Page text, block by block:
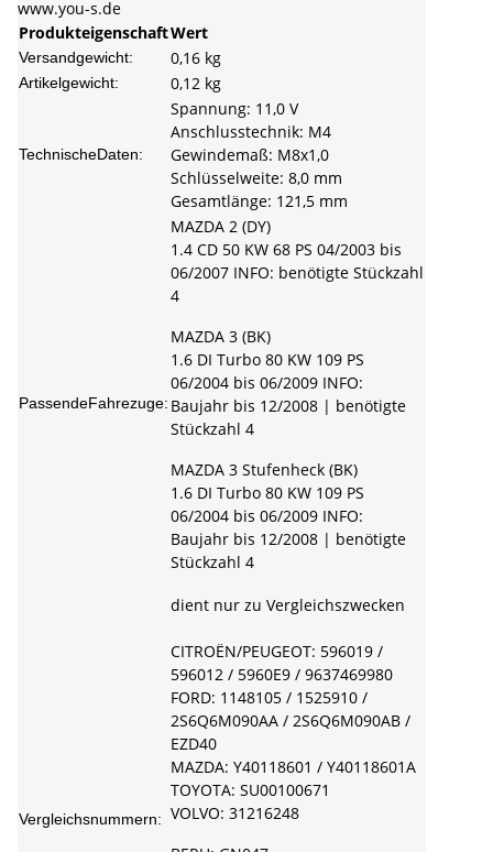
www.you-s.de
ProdukteigenschaftWert
Versandgewicht: 0,16 kg
Artikelgewicht: 0,12 kg
TechnischeDaten:
Spannung: 11,0 V
Anschlusstechnik: M4
Gewindemaß: M8x1,0
Schlüsselweite: 8,0 mm
Gesamtlänge: 121,5 mm
PassendeFahrezuge:
MAZDA 2 (DY)
1.4 CD 50 KW 68 PS 04/2003 bis
06/2007 INFO: benötigte Stückzahl
4
MAZDA 3 (BK)
1.6 DI Turbo 80 KW 109 PS
06/2004 bis 06/2009 INFO:
Baujahr bis 12/2008 | benötigte
Stückzahl 4
MAZDA 3 Stufenheck (BK)
1.6 DI Turbo 80 KW 109 PS
06/2004 bis 06/2009 INFO:
Baujahr bis 12/2008 | benötigte
Stückzahl 4
Vergleichsnummern:
dient nur zu Vergleichszwecken
CITROËN/PEUGEOT: 596019 /
596012 / 5960E9 / 9637469980
FORD: 1148105 / 1525910 /
2S6Q6M090AA / 2S6Q6M090AB /
EZD40
MAZDA: Y40118601 / Y40118601A
TOYOTA: SU00100671
VOLVO: 31216248